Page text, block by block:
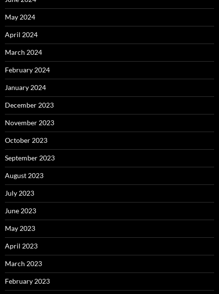
May 2024
April 2024
March 2024
February 2024
January 2024
December 2023
November 2023
October 2023
September 2023
August 2023
July 2023
June 2023
May 2023
April 2023
March 2023
February 2023